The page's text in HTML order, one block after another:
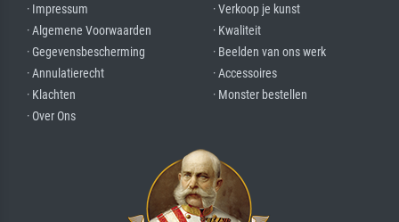
· Impressum
· Algemene Voorwaarden
· Gegevensbescherming
· Annulatierecht
· Klachten
· Over Ons
· Verkoop je kunst
· Kwaliteit
· Beelden van ons werk
· Accessoires
· Monster bestellen